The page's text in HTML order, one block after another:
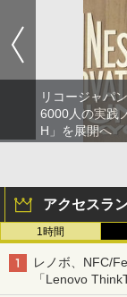
リコージャパ
6000人の実践
H」を展開へ
アクセスラ
1時間
レノボ、NFC/
「Lenovo